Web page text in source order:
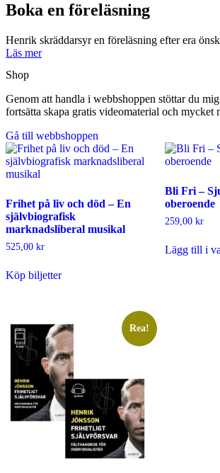
Boka en föreläsning
Henrik skräddarsyr en föreläsning efter era
Läs mer
Shop
Genom att handla i webbshoppen stöttar du
fortsätta skapa gratis videomaterial och mycket
Gå till webbshoppen
Frihet på liv och död – En
självbiografisk
marknadsliberal musikal
525,00 kr
Köp biljetter
Bli Fri –
oberoende
259,00 kr
Lägg till i
Rea!